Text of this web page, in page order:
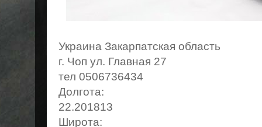
Украина Закарпатская область
г. Чоп ул. Главная 27
тел 0506736434
Долгота:
22.201813
Широта: